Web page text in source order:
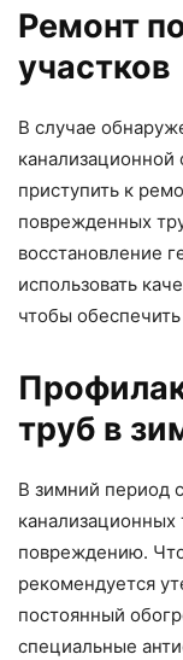
Ремонт
участков
В случае
приступить к
поврежденных
восстановление
использовать
чтобы
труб в
В зимний период
повреждению.
рекомендуется
постоянный
специальные